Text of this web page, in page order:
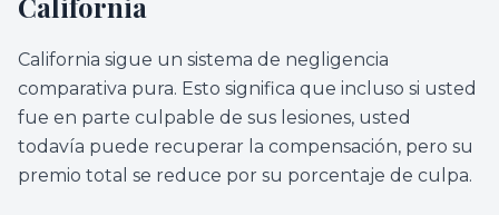
California sigue un sistema de negligencia
comparativa pura. Esto significa que incluso si usted
fue en parte culpable de sus lesiones, usted
todavía puede recuperar la compensación, pero su
premio total se reduce por su porcentaje de culpa.